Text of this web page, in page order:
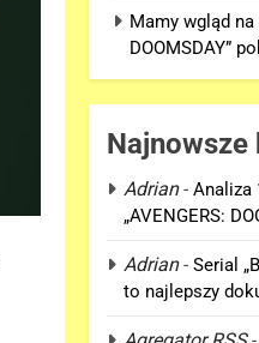
Mamy wgląd na
DOOMSDAY”
Adrian-Analiza
„AVENGERS:
Adrian-Serial
to najlepszy